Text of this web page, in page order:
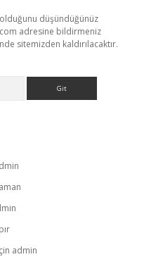
düşündüğünüz
adresine bildirmeniz
sitemizden kaldırılacaktır.
admin